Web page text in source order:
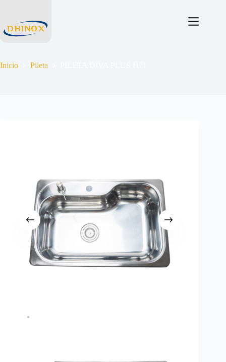
Inicio Pileta